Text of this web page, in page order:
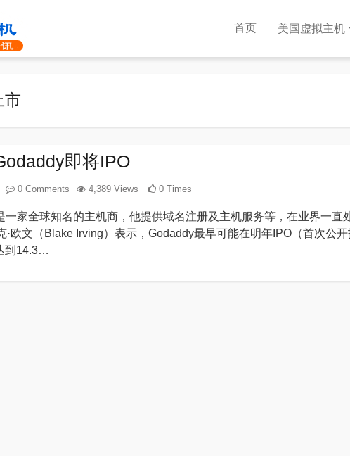
首页 美国虚拟主机
市
即将IPO
0 Comments 4,389 Views 0 Times
一家全球知名的主机商，他提供域名注册及主机服务等，在业界一直
·欧文（Blake Irving）表示，Godaddy最早可能在明年IPO（首次公开
到14.3…